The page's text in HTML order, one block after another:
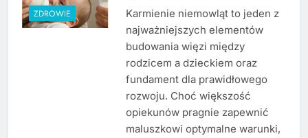
ZDROWIE
Karmienie niemowląt to jeden z
najważniejszych elementów
budowania więzi między
rodzicem a dzieckiem oraz
fundament dla prawidłowego
rozwoju. Choć większość
opiekunów pragnie zapewnić
maluszkowi optymalne warunki,